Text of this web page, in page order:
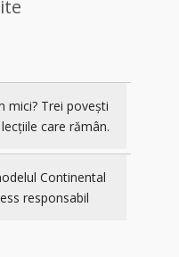
mici? Trei povești
care rămân.
Continental
responsabil